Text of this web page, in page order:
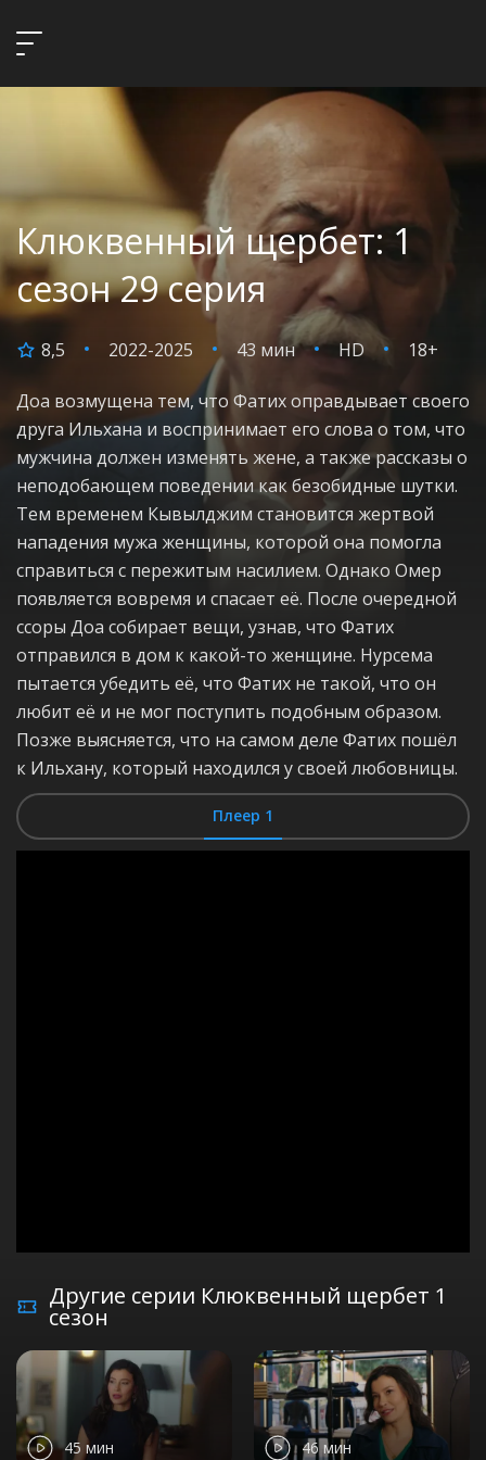
Клюквенный щербет: 1
сезон 29 серия
8,5 2022-2025 43 мин HD 18+
Доа возмущена тем, что Фатих оправдывает своего
друга Ильхана и воспринимает его слова о том, что
мужчина должен изменять жене, а также рассказы о
неподобающем поведении как безобидные шутки.
Тем временем Кывылджим становится жертвой
нападения мужа женщины, которой она помогла
справиться с пережитым насилием. Однако Омер
появляется вовремя и спасает её. После очередной
ссоры Доа собирает вещи, узнав, что Фатих
отправился в дом к какой-то женщине. Нурсема
пытается убедить её, что Фатих не такой, что он
любит её и не мог поступить подобным образом.
Позже выясняется, что на самом деле Фатих пошёл
к Ильхану, который находился у своей любовницы.
Плеер 1
Другие серии Клюквенный щербет 1
сезон
45 мин 46 мин